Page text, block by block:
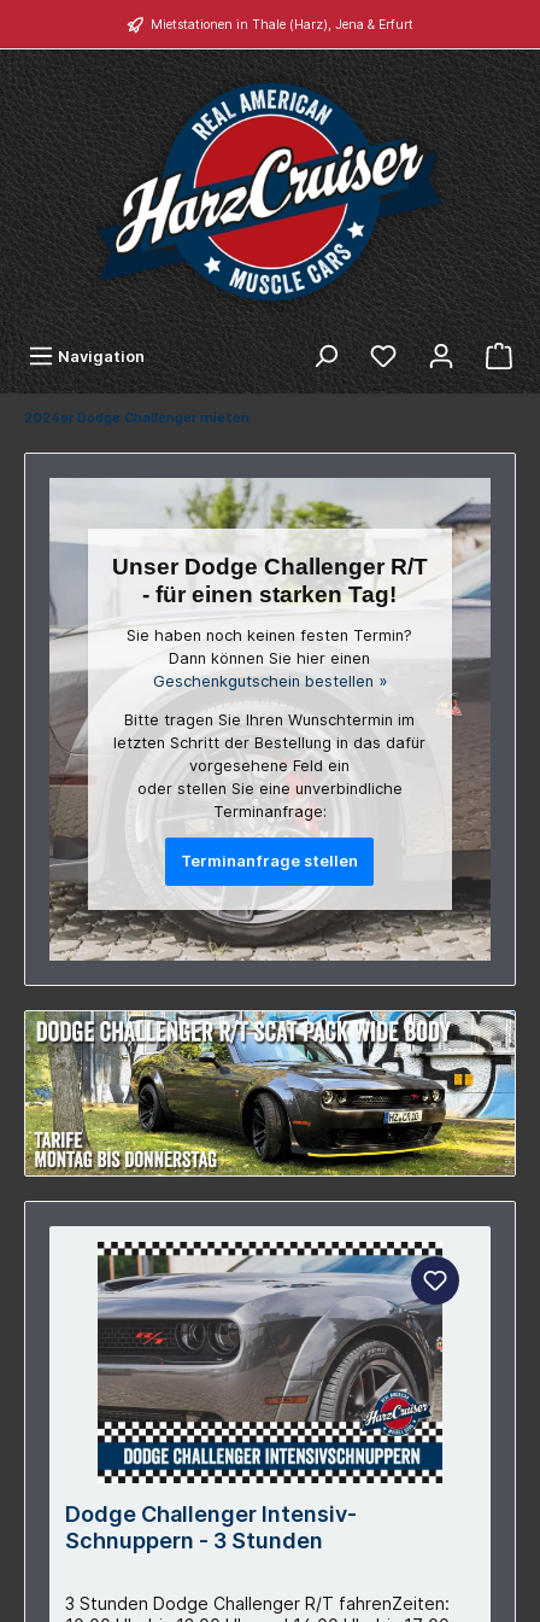
Mietstationen in Thale (Harz), Jena & Erfurt
Navigation
2024er Dodge Challenger mieten
Unser Dodge Challenger R/T
- für einen starken Tag!
Sie haben noch keinen festen Termin?
Dann können Sie hier einen
Geschenkgutschein bestellen »
Bitte tragen Sie Ihren Wunschtermin im
letzten Schritt der Bestellung in das dafür
vorgesehene Feld ein
oder stellen Sie eine unverbindliche
Terminanfrage:
Terminanfrage stellen
Dodge Challenger Intensiv-
Schnuppern - 3 Stunden
3 Stunden Dodge Challenger R/T fahrenZeiten: